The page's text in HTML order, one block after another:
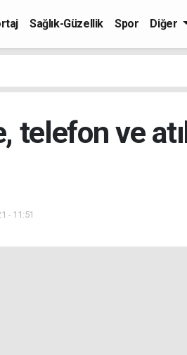
Sağlık-Güzellik Spor Diğer
telefon ve
- 11:51